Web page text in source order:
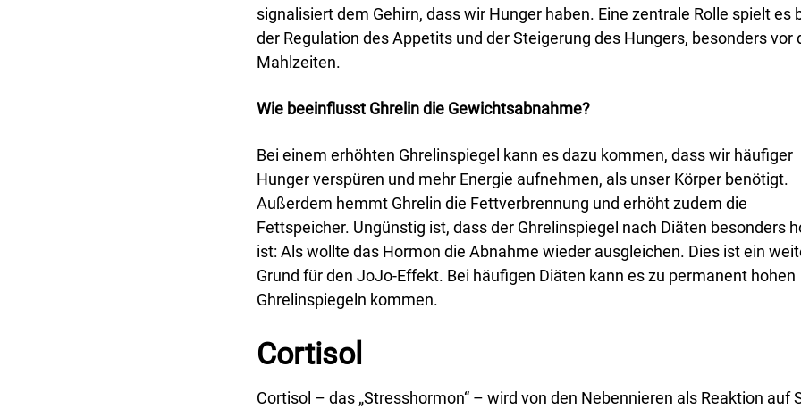
signalisiert dem Gehirn, dass wir Hunger haben. Eine zentrale Rolle spielt es
der Regulation des Appetits und der Steigerung des Hungers, besonders vor
Mahlzeiten.
Wie beeinflusst Ghrelin die Gewichtsabnahme?
Bei einem erhöhten Ghrelinspiegel kann es dazu kommen, dass wir häufiger
Hunger verspüren und mehr Energie aufnehmen, als unser Körper benötigt.
Außerdem hemmt Ghrelin die Fettverbrennung und erhöht zudem die
Fettspeicher. Ungünstig ist, dass der Ghrelinspiegel nach Diäten besonders
ist: Als wollte das Hormon die Abnahme wieder ausgleichen. Dies ist ein
Grund für den JoJo-Effekt. Bei häufigen Diäten kann es zu permanent hohen
Ghrelinspiegeln kommen.
Cortisol
Cortisol – das „Stresshormon“ – wird von den Nebennieren als Reaktion auf